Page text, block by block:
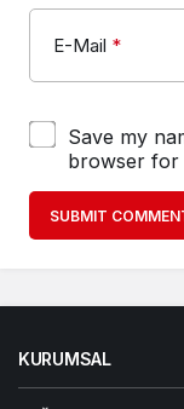
E-Mail *
Save my
browser for
SUBMIT
KURUMSAL